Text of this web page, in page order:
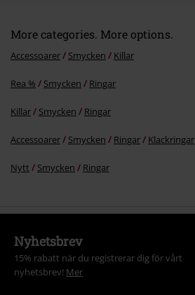
More categories. More options.
Accessoarer Smycken Killar
Rea % Smycken Ringar
Killar Smycken Ringar
Accessoarer Smycken Ringar Klackringar
Nytt Smycken Ringar
Nyhetsbrev
15% rabatt när du registrerar dig för vårt
nyhetsbrev! Mer